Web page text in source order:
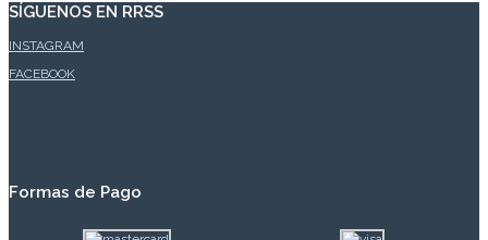
SÍGUENOS EN RRSS
INSTAGRAM
FACEBOOK
Formas de Pago